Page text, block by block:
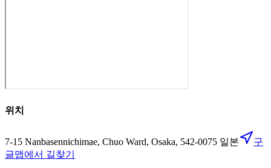
위치
7-15 Nanbasennichimae, Chuo Ward, Osaka, 542-0075 일본
구
글맵에서 길찾기